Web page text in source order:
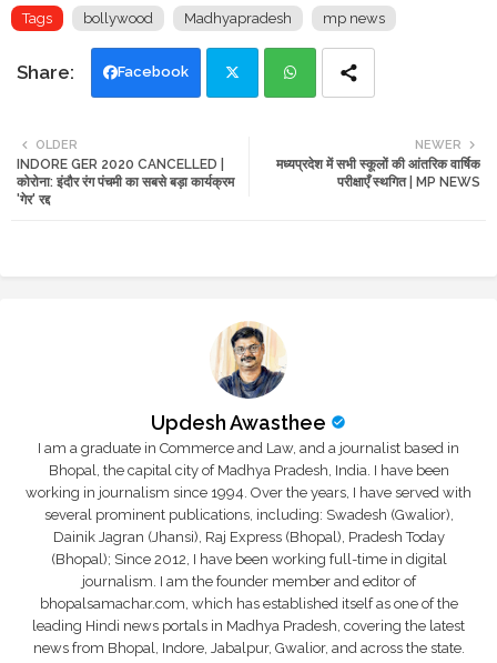
Tags bollywood Madhyapradesh mp news
Facebook
ats
NEWER
मध्यप्रदेश में सभी स्कूलों की आंतरिक वार्षिक
परीक्षाएँ स्थगित | MP NEWS
OLDER
INDORE GER 2020 CANCELLED |
कोरोना: इंदौर रंग पंचमी का सबसे बड़ा कार्यक्रम
'गेर' रद्द
Updesh Awasthee
I am a graduate in Commerce and Law, and a journalist based in
Bhopal, the capital city of Madhya Pradesh, India. I have been
working in journalism since 1994. Over the years, I have served with
several prominent publications, including: Swadesh (Gwalior),
Dainik Jagran (Jhansi), Raj Express (Bhopal), Pradesh Today
(Bhopal); Since 2012, I have been working full-time in digital
journalism. I am the founder member and editor of
bhopalsamachar.com, which has established itself as one of the
leading Hindi news portals in Madhya Pradesh, covering the latest
news from Bhopal, Indore, Jabalpur, Gwalior, and across the state.